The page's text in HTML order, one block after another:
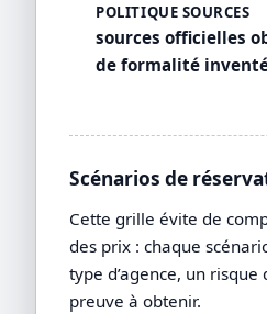
POLITIQUE SOURCES
sources officielles
de formalité
Scénarios de
Cette grille évite de
des prix : chaque
type d’agence, un risque
preuve à obtenir.